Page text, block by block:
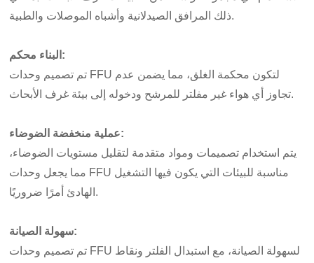
ذلك المرافق الصيدلانية وأشباه الموصلات والطبية.
البناء محكم:
تم تصميم وحدات FFU لتكون محكمة الغلق، مما يضمن عدم
تجاوز أي هواء غير مفلتر للمرشح ودخوله إلى بيئة غرف الأبحاث.
عملية منخفضة الضوضاء:
يتم استخدام تصميمات ومواد متقدمة لتقليل مستويات الضوضاء،
مما يجعل وحدات FFU مناسبة للبيئات التي يكون فيها التشغيل
الهادئ أمرًا ضروريًا.
سهولة الصيانة:
تم تصميم وحدات FFU لسهولة الصيانة، مع استبدال الفلتر ونقاط